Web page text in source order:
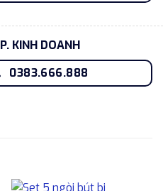
P. KINH DOANH
0383.666.888